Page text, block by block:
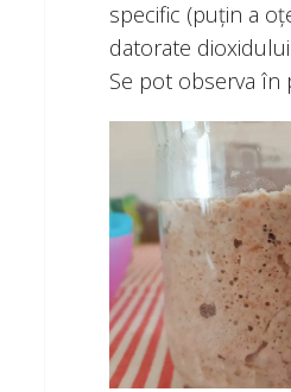
specific (puțin a
datorate
Se pot observa în